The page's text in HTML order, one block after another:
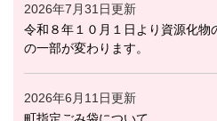
2026年7月31日更新
令和８年１０月１日より資源化物
の一部が変わります。
2026年6月11日更新
町指定ごみ袋について